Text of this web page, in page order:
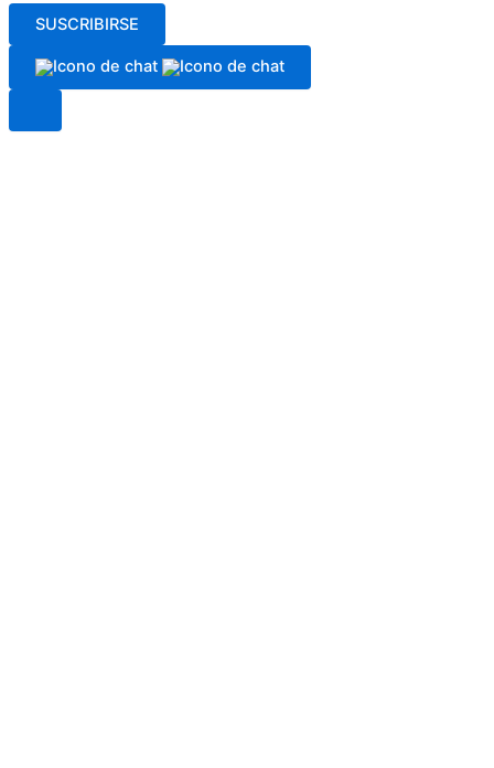
SUSCRIBIRSE